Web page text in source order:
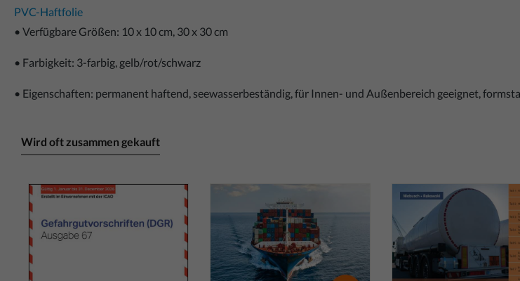
PVC-Haftfolie
• Verfügbare Größen: 10 x 10 cm, 30 x 30 cm
• Farbigkeit: 3-farbig, gelb/rot/schwarz
• Eigenschaften: permanent haftend, seewasserbeständig, für Innen- und Außenbereich geeignet,
Wird oft zusammen gekauft